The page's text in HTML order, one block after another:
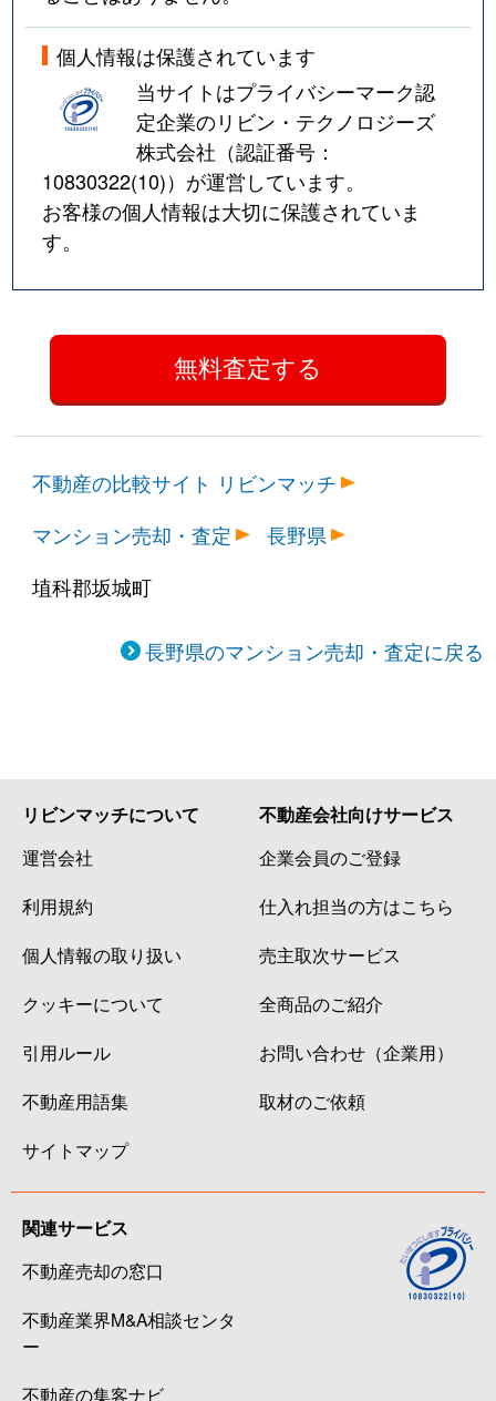
個人情報は保護されています
当サイトはプライバシーマーク認
定企業のリビン・テクノロジーズ
株式会社（認証番号：
10830322(10)）が運営しています。
お客様の個人情報は大切に保護されていま
す。
不動産の比較サイト リビンマッチ
マンション売却・査定
長野県
埴科郡坂城町
長野県のマンション売却・査定に戻る
リビンマッチについて
運営会社
利用規約
個人情報の取り扱い
クッキーについて
引用ルール
不動産用語集
サイトマップ
不動産会社向けサービス
企業会員のご登録
仕入れ担当の方はこちら
売主取次サービス
全商品のご紹介
お問い合わせ（企業用）
取材のご依頼
関連サービス
不動産売却の窓口
不動産業界M&A相談センタ
ー
不動産の集客ナビ